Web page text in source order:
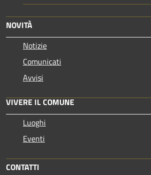
NOVITÀ
Notizie
Comunicati
Avvisi
VIVERE IL COMUNE
Luoghi
Eventi
CONTATTI